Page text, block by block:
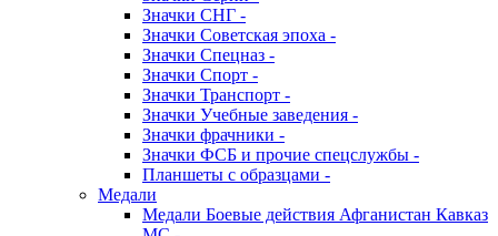
Значки СНГ -
Значки Советская эпоха -
Значки Спецназ -
Значки Спорт -
Значки Транспорт -
Значки Учебные заведения -
Значки фрачники -
Значки ФСБ и прочие спецслужбы -
Планшеты с образцами -
Медали
Медали Боевые действия Афганистан Кавказ